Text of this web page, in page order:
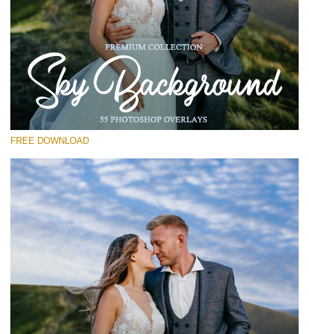
Please select
Free Photoshop Overlay #12
Small 800*533px
Sky Background
(55 Overlays)
4 Seasons (411 Overlays)
Large 6000*4000px
Entire Collection
Large 6000*4000px
Free download
FREE DOWNLOAD